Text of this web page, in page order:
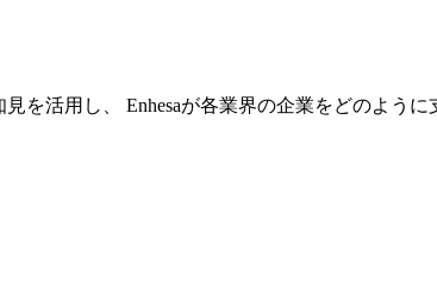
を活用し、 Enhesaが各業界の企業をどのように